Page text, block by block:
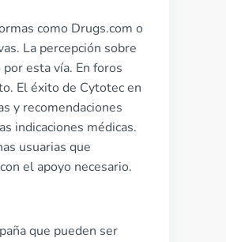
como Drugs.com o
La percepción sobre
esta vía. En foros
El éxito de Cytotec en
y recomendaciones
indicaciones médicas.
usuarias que
el apoyo necesario.
que pueden ser